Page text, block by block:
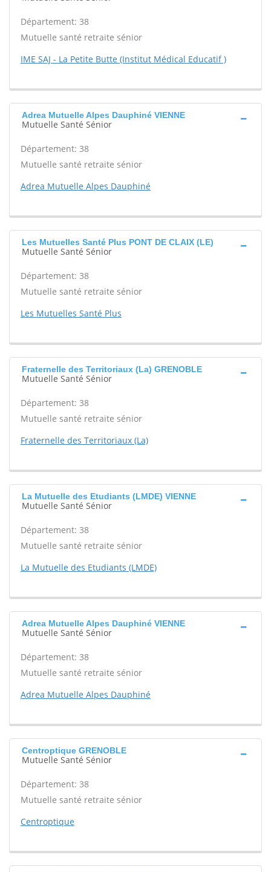
Département: 38
Mutuelle santé retraite sénior
IME SAJ - La Petite Butte (Institut Médical Educatif )
Adrea Mutuelle Alpes Dauphiné VIENNE
Mutuelle Santé Sénior
Département: 38
Mutuelle santé retraite sénior
Adrea Mutuelle Alpes Dauphiné
Les Mutuelles Santé Plus PONT DE CLAIX (LE)
Mutuelle Santé Sénior
Département: 38
Mutuelle santé retraite sénior
Les Mutuelles Santé Plus
Fraternelle des Territoriaux (La) GRENOBLE
Mutuelle Santé Sénior
Département: 38
Mutuelle santé retraite sénior
Fraternelle des Territoriaux (La)
La Mutuelle des Etudiants (LMDE) VIENNE
Mutuelle Santé Sénior
Département: 38
Mutuelle santé retraite sénior
La Mutuelle des Etudiants (LMDE)
Adrea Mutuelle Alpes Dauphiné VIENNE
Mutuelle Santé Sénior
Département: 38
Mutuelle santé retraite sénior
Adrea Mutuelle Alpes Dauphiné
Centroptique GRENOBLE
Mutuelle Santé Sénior
Département: 38
Mutuelle santé retraite sénior
Centroptique